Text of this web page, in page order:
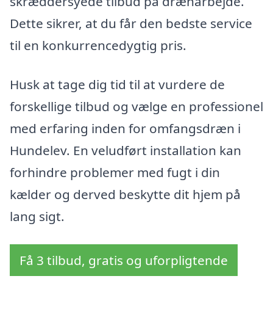
Dette sikrer, at du får den bedste service
til en konkurrencedygtig pris.
Husk at tage dig tid til at vurdere de
forskellige tilbud og vælge en professionel
med erfaring inden for omfangsdræn i
Hundelev. En veludført installation kan
forhindre problemer med fugt i din
kælder og derved beskytte dit hjem på
lang sigt.
Få 3 tilbud, gratis og uforpligtende